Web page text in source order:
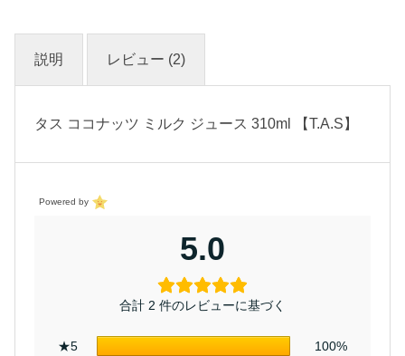
説明 レビュー (2)
タス ココナッツ ミルク ジュース 310ml 【T.A.S】
Powered by
5.0
合計 2 件のレビューに基づく
★5 100%